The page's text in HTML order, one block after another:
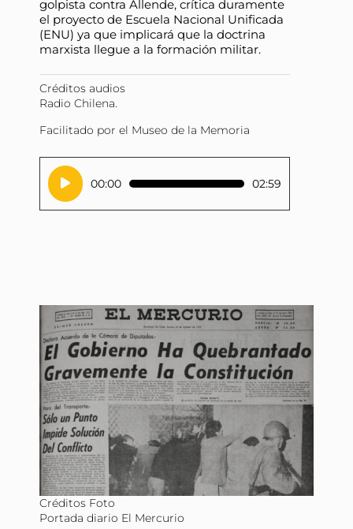
golpista contra Allende, crítica duramente
el proyecto de Escuela Nacional Unificada
(ENU) ya que implicará que la doctrina
marxista llegue a la formación militar.
Créditos audios
Radio Chilena.
Facilitado por el Museo de la Memoria
Reproductor
de
audio
00:00 02:59
Créditos Foto
Portada diario El Mercurio